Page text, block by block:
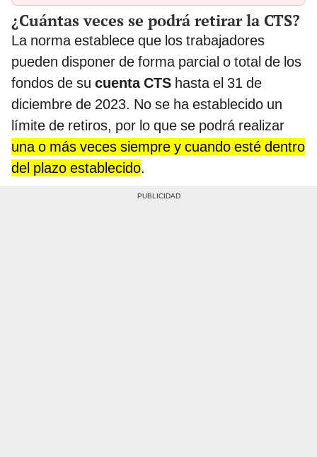
¿Cuántas veces se podrá retirar la CTS?
La norma establece que los trabajadores
pueden disponer de forma parcial o total de los
fondos de su cuenta CTS hasta el 31 de
diciembre de 2023. No se ha establecido un
límite de retiros, por lo que se podrá realizar
una o más veces siempre y cuando esté dentro
del plazo establecido.